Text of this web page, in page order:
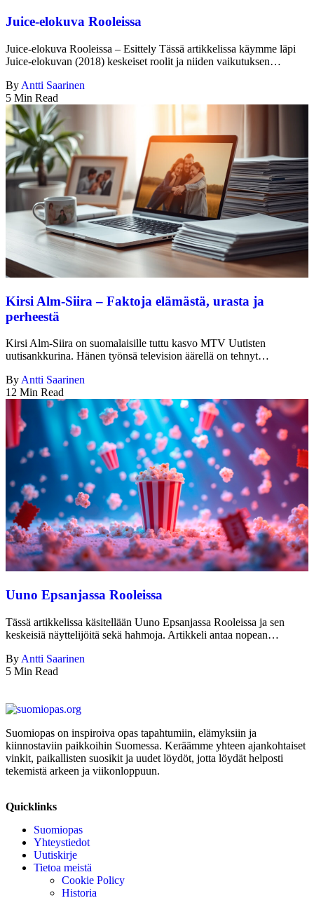
Juice-elokuva Rooleissa
Juice-elokuva Rooleissa – Esittely Tässä artikkelissa käymme läpi
Juice-elokuvan (2018) keskeiset roolit ja niiden vaikutuksen…
By Antti Saarinen
5 Min Read
Kirsi Alm-Siira – Faktoja elämästä, urasta ja
perheestä
Kirsi Alm-Siira on suomalaisille tuttu kasvo MTV Uutisten
uutisankkurina. Hänen työnsä television äärellä on tehnyt…
By Antti Saarinen
12 Min Read
Uuno Epsanjassa Rooleissa
Tässä artikkelissa käsitellään Uuno Epsanjassa Rooleissa ja sen
keskeisiä näyttelijöitä sekä hahmoja. Artikkeli antaa nopean…
By Antti Saarinen
5 Min Read
Suomiopas on inspiroiva opas tapahtumiin, elämyksiin ja
kiinnostaviin paikkoihin Suomessa. Keräämme yhteen ajankohtaiset
vinkit, paikallisten suosikit ja uudet löydöt, jotta löydät helposti
tekemistä arkeen ja viikonloppuun.
Quicklinks
Suomiopas
Yhteystiedot
Uutiskirje
Tietoa meistä
Cookie Policy
Historia